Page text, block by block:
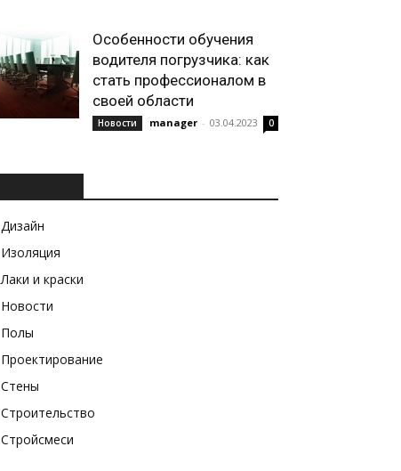
Особенности обучения
водителя погрузчика: как
стать профессионалом в
своей области
Новости manager - 03.04.2023 0
Дизайн
Изоляция
Лаки и краски
Новости
Полы
Проектирование
Стены
Строительство
Стройсмеси